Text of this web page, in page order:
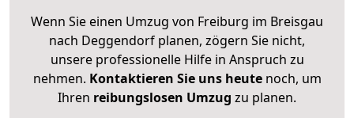
Wenn Sie einen Umzug von Freiburg im Breisgau
nach Deggendorf planen, zögern Sie nicht,
unsere professionelle Hilfe in Anspruch zu
nehmen. Kontaktieren Sie uns heutenoch, um
Ihren reibungslosen Umzug zu planen.